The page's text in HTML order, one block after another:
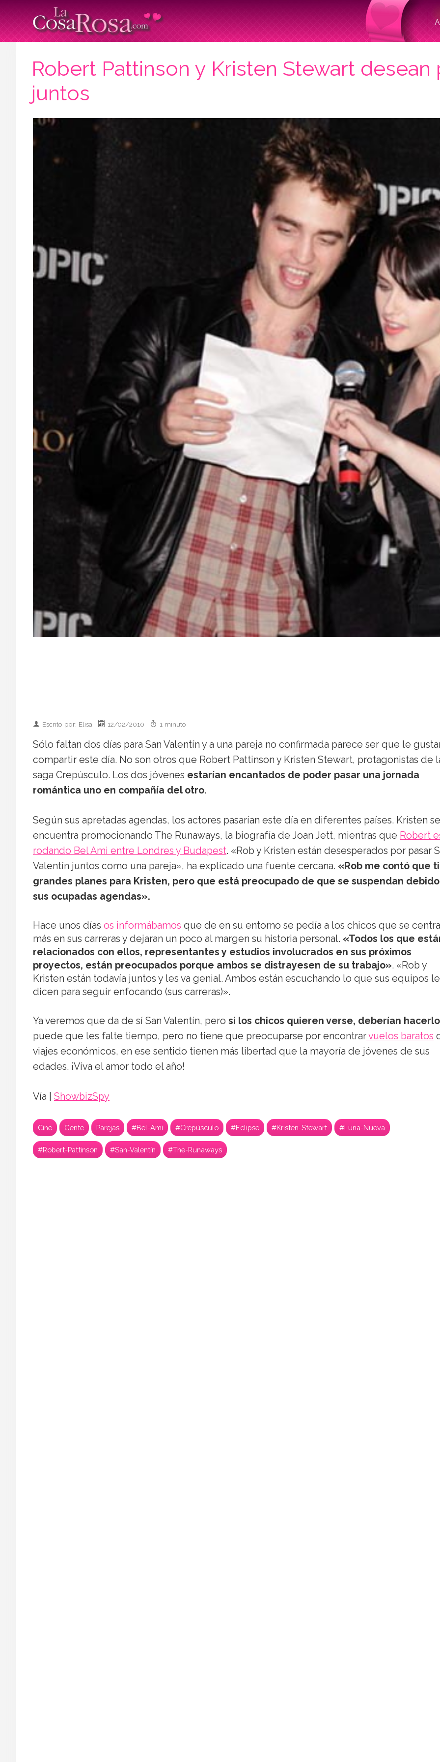
Robert Pattinson y Kristen Stewart desean
juntos
Escrito por: Elisa 12/02/2010 1 minuto
Sólo faltan dos días para San Valentín y a una pareja no confirmada parece ser que le
compartir este día. No son otros que Robert Pattinson y Kristen Stewart, protagonistas de
saga Crepúsculo. Los dos jóvenes estarían encantados de poder pasar una jornada
romántica uno en compañía del otro.
Según sus apretadas agendas, los actores pasarían este día en diferentes países. Kristen se
encuentra promocionando The Runaways, la biografía de Joan Jett, mientras que Robert
rodando Bel Ami entre Londres y Budapest. «Rob y Kristen están desesperados por pasar
Valentín juntos como una pareja», ha explicado una fuente cercana. «Rob me contó que
grandes planes para Kristen, pero que está preocupado de que se suspendan
sus ocupadas agendas».
Hace unos días os informábamos que de en su entorno se pedía a los chicos que se
más en sus carreras y dejaran un poco al margen su historia personal. «Todos los que
relacionados con ellos, representantes y estudios involucrados en sus próximos
proyectos, están preocupados porque ambos se distrayesen de su trabajo». «Rob y
Kristen están todavía juntos y les va genial. Ambos están escuchando lo que sus equipos
dicen para seguir enfocando (sus carreras)».
Ya veremos que da de sí San Valentín, pero si los chicos quieren verse, deberían hacerlo
puede que les falte tiempo, pero no tiene que preocuparse por encontrarvuelos baratos
viajes económicos, en ese sentido tienen más libertad que la mayoría de jóvenes de sus
edades. ¡Viva el amor todo el año!
Vía | ShowbizSpy
Cine Gente Parejas #Bel-Ami #Crepúsculo #Eclipse #Kristen-Stewart #Luna-Nueva
#Robert-Pattinson #San-Valentín #The-Runaways